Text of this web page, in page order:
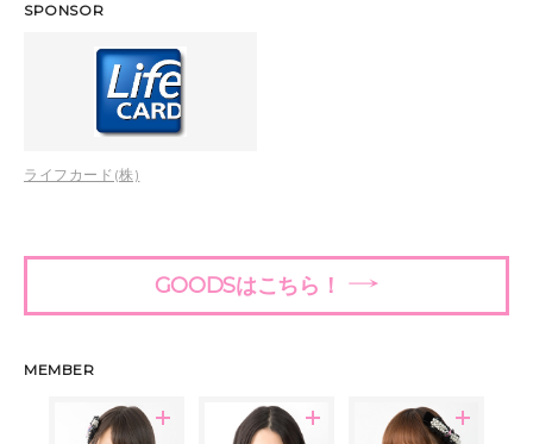
SPONSOR
ライフカード(株)
GOODSはこちら！
MEMBER